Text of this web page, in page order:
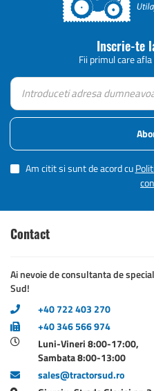
Inscrie-te
Fii primul care
Am citit si sunt de acord cu
Contact
Ai nevoie de consultanta de
Sud!
+40 722 403 270
+40 346 566 974
Luni-Vineri 8:00-17:00,
Sambata 8:00-13:00
sales@tractorsud.ro